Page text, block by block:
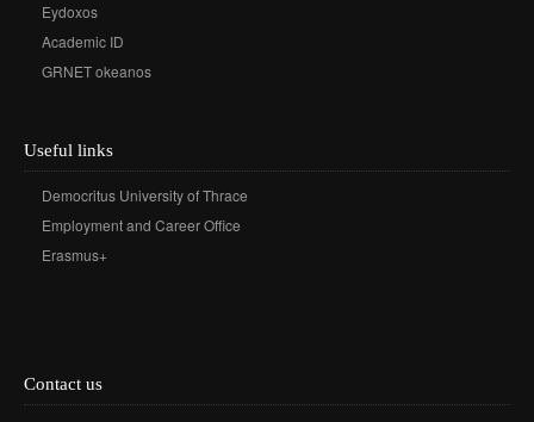
Eydoxos
Academic ID
GRNET okeanos
Useful links
Democritus University of Thrace
Employment and Career Office
Erasmus+
Contact us